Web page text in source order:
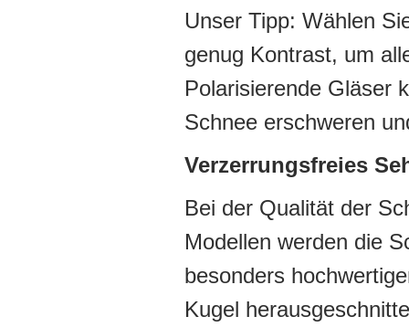
Unser Tipp: Wählen
genug Kontrast, um
Polarisierende Gläser
Schnee erschweren
Verzerrungsfreies
Bei der Qualität der
Modellen werden die
besonders
Kugel